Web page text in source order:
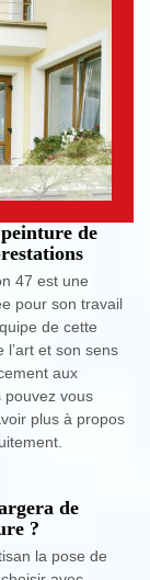
de
47 est une
pour son travail
de cette
et son sens
aux
pouvez vous
plus à propos
de
?
la pose de